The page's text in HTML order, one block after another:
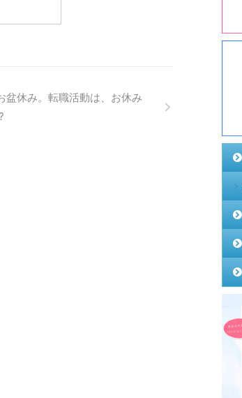
更に、号泣でした・・ 恋愛相談
だったので）、 キャリアメンタ
盆休み。転職活動は、お休み